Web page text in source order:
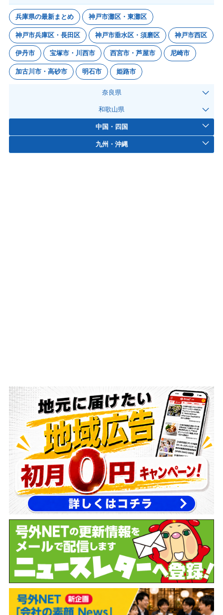
兵庫県の最新まとめ 神戸市灘区・東灘区
神戸市兵庫区・長田区 神戸市垂水区・須磨区 神戸市西区
伊丹市 宝塚市・川西市 西宮市・芦屋市 尼崎市
加古川市・高砂市 明石市 姫路市
奈良県
和歌山県
中国・四国
九州・沖縄